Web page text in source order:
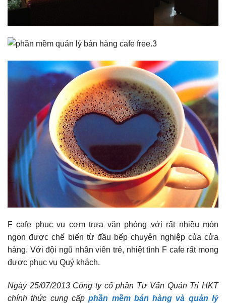
F cafe phục vụ cơm trưa văn phòng với rất nhiều món
ngon được chế biến từ đầu bếp chuyên nghiệp của cửa
hàng. Với đội ngũ nhân viên trẻ, nhiệt tình F cafe rất mong
được phục vụ Quý khách.
Ngày 25/07/2013 Công ty cổ phần Tư Vấn Quản Trị HKT
chính thức cung cấpphần mềm bán hàng và quản lý